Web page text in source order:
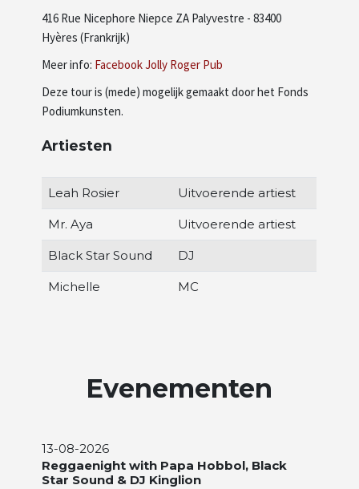
416 Rue Nicephore Niepce ZA Palyvestre - 83400
Hyères (Frankrijk)
Meer info: Facebook Jolly Roger Pub
Deze tour is (mede) mogelijk gemaakt door het Fonds
Podiumkunsten.
Artiesten
Leah Rosier Uitvoerende artiest
Mr. Aya Uitvoerende artiest
Black Star Sound DJ
Michelle MC
Evenementen
13-08-2026
Reggaenight with Papa Hobbol, Black
Star Sound & DJ Kinglion